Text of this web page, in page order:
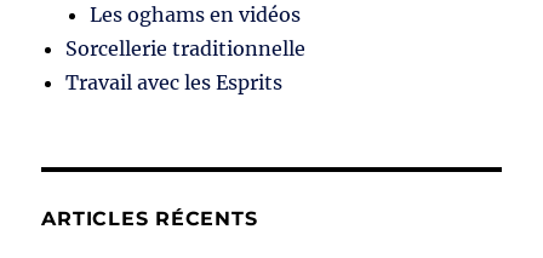
Les oghams en vidéos
Sorcellerie traditionnelle
Travail avec les Esprits
ARTICLES RÉCENTS